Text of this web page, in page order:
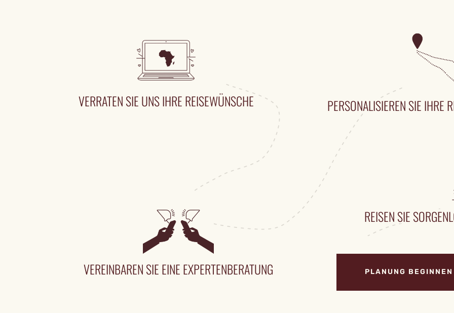
VERRATEN SIE UNS IHRE REISEWÜNSCHE
VEREINBAREN SIE EINE EXPERTENBERATUNG
PERSONALISIEREN SIE IHRE
REISEN SIE
PLANUNG BEGINNEN